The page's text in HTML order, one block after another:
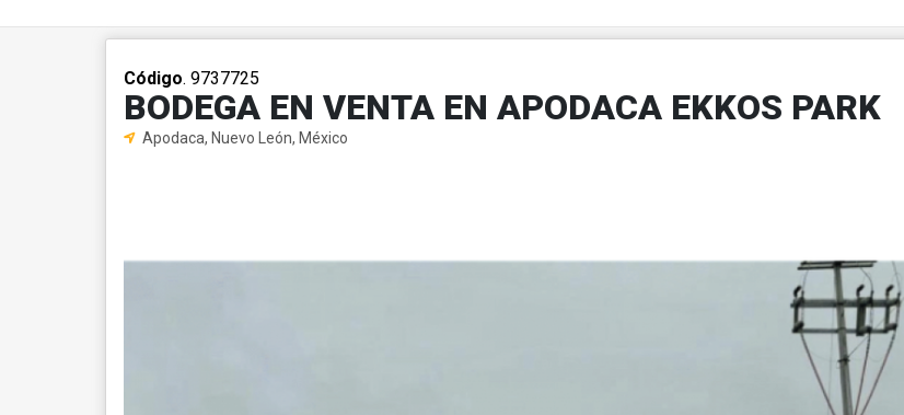
Código. 9737725
BODEGA EN VENTA EN APODACA EKKOS PARK
Apodaca, Nuevo León, México